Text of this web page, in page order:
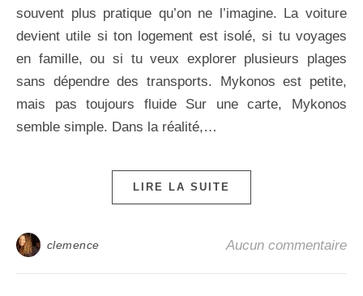
souvent plus pratique qu’on ne l’imagine. La voiture
devient utile si ton logement est isolé, si tu voyages
en famille, ou si tu veux explorer plusieurs plages
sans dépendre des transports. Mykonos est petite,
mais pas toujours fluide Sur une carte, Mykonos
semble simple. Dans la réalité,…
LIRE LA SUITE
clemence Aucun commentaire